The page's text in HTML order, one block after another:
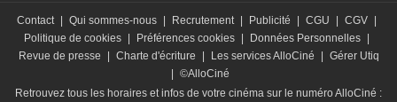
Contact | Qui sommes-nous | Recrutement | Publicité | CGU | CGV |
Politique de cookies | Préférences cookies | Données Personnelles |
Revue de presse
| Charte d'écriture | Les services AlloCiné | Gérer Utiq
| ©AlloCiné
Retrouvez tous les horaires et infos de votre cinéma sur le numéro AlloCiné :